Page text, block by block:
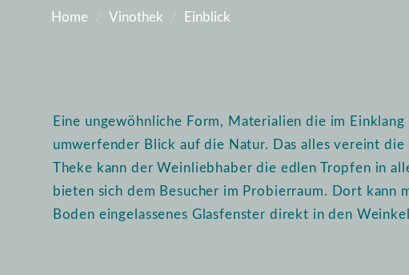
Home Vinothek Einblick
Eine ungewöhnliche Form, Materialien die im
umwerfender Blick auf die Natur. Das alles vereint
Theke kann der Weinliebhaber die edlen Tropfen in
bieten sich dem Besucher im Probierraum. Dort kann
Boden eingelassenes Glasfenster direkt in den